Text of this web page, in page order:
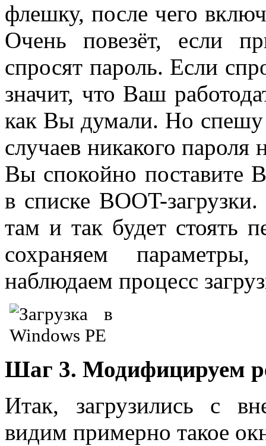
флешку, после чего
Очень повезёт, если
спросят пароль. Если
значит, что Ваш
как Вы думали. Но
случаев никакого пароля
Вы спокойно поставите
в списке BOOT-
там и так будет стоять
сохраняем
наблюдаем процесс
Шаг 3. Модифицируем
Итак, загрузились с
видим примерно такое